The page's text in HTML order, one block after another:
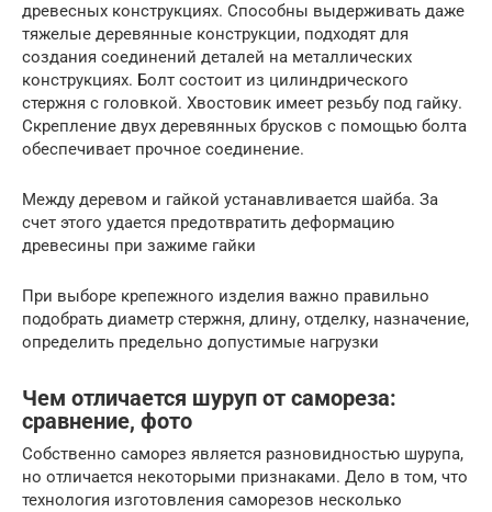
древесных конструкциях. Способны выдерживать даже
тяжелые деревянные конструкции, подходят для
создания соединений деталей на металлических
конструкциях. Болт состоит из цилиндрического
стержня с головкой. Хвостовик имеет резьбу под гайку.
Скрепление двух деревянных брусков с помощью болта
обеспечивает прочное соединение.
Между деревом и гайкой устанавливается шайба. За
счет этого удается предотвратить деформацию
древесины при зажиме гайки
При выборе крепежного изделия важно правильно
подобрать диаметр стержня, длину, отделку, назначение,
определить предельно допустимые нагрузки
Чем отличается шуруп от самореза:
сравнение, фото
Собственно саморез является разновидностью шурупа,
но отличается некоторыми признаками. Дело в том, что
технология изготовления саморезов несколько